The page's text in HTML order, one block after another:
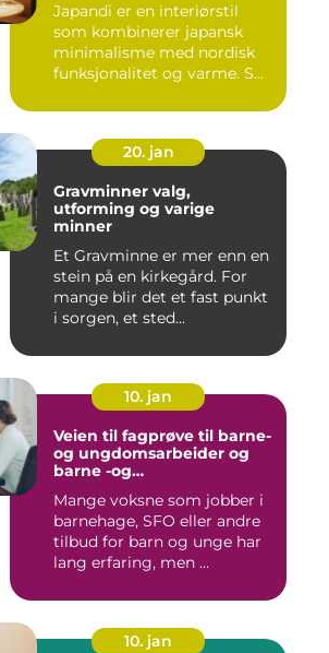
Japandi er en interiørstil
som kombinerer japansk
minimalisme med nordisk
funksjonalitet og varme. S...
20. jan
Gravminner valg,
utforming og varige
minner
Et Gravminne er mer enn en
stein på en kirkegård. For
mange blir det et fast punkt
i sorgen, et sted...
10. jan
Veien til fagprøve til barne-
og ungdomsarbeider og
barne -og
Mange voksne som jobber i
barnehage, SFO eller andre
tilbud for barn og unge har
lang erfaring, men ...
10. jan